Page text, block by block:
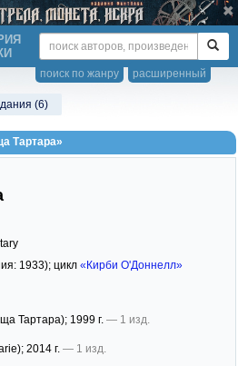
расширенный
поиск по жанру
(6)
Тартара»
1933); цикл «Кирби О'Доннелл»
Тартара); 1999 г. — 1 изд.
; 2014 г. — 1 изд.